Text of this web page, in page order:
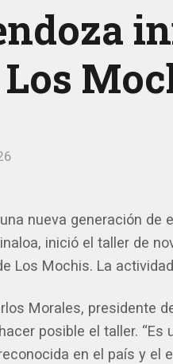
Los
nueva generación
inició el taller de
Los Mochis. La
Morales, presidente
posible el taller.
en el país y el